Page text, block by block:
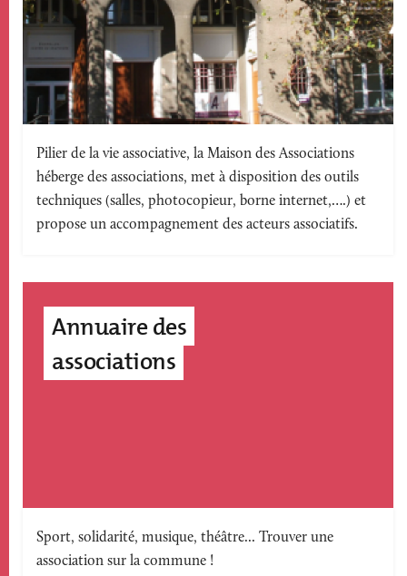
Texte
accroche
Pilier de la vie associative, la Maison des Associations
héberge des associations, met à disposition des outils
techniques (salles, photocopieur, borne internet,….) et
propose un accompagnement des acteurs associatifs.
Annuaire des
associations
Texte
accroche
Sport, solidarité, musique, théâtre... Trouver une
association sur la commune !